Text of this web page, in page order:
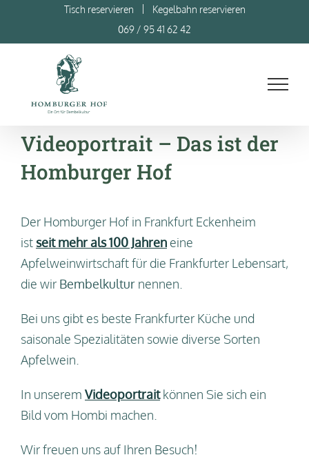
Tisch reservieren
Kegelbahn reservieren
069 / 95 41 62 42
Videoportrait – Das ist der
Homburger Hof
Der Homburger Hof in Frankfurt Eckenheim
ist seit mehr als 100 Jahreneine
Apfelweinwirtschaft für die Frankfurter Lebensart,
die wir Bembelkulturnennen.
Bei uns gibt es beste Frankfurter Küche und
saisonale Spezialitäten sowie diverse Sorten
Apfelwein.
In unserem Videoportraitkönnen Sie sich ein
Bild vom Hombi machen.
Wir freuen uns auf Ihren Besuch!